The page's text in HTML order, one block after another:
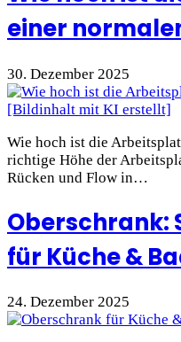
einer
30. Dezember 2025
Wie hoch ist die
richtige Höhe der
Rücken und Flow in…
Oberschrank:
für Küche &
24. Dezember 2025